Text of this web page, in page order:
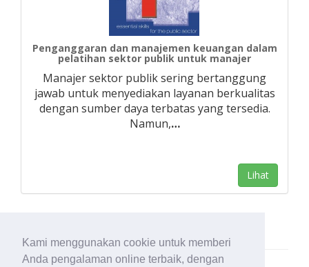
Kami menggunakan cookie untuk memberi
Anda pengalaman online terbaik, dengan
Penganggaran dan manajemen keuangan dalam
pelatihan sektor publik untuk manajer
Manajer sektor publik sering bertanggung
jawab untuk menyediakan layanan berkualitas
dengan sumber daya terbatas yang tersedia.
Namun,…
Lihat